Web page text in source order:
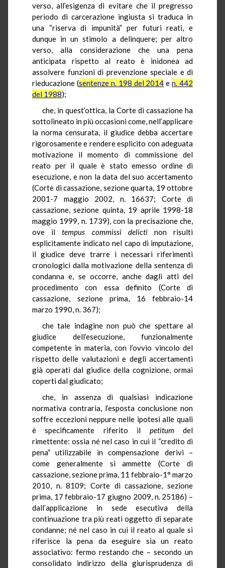
verso, all’esigenza di evitare che il pregresso
periodo di carcerazione ingiusta si traduca in
una “riserva di impunità” per futuri reati, e
dunque in un stimolo a delinquere; per altro
verso, alla considerazione che una pena
anticipata rispetto al reato è inidonea ad
assolvere funzioni di prevenzione speciale e di
rieducazione (sentenze n. 198 del 2014 en. 442
del 1988);
che, in quest’ottica, la Corte di cassazione ha
sottolineato in più occasioni come, nell’applicare
la norma censurata, il giudice debba accertare
rigorosamente e rendere esplicito con adeguata
motivazione il momento di commissione del
reato per il quale è stato emesso ordine di
esecuzione, e non la data del suo accertamento
(Corte di cassazione, sezione quarta, 19 ottobre
2001-7 maggio 2002, n. 16637; Corte di
cassazione, sezione quinta, 19 aprile 1998-18
maggio 1999, n. 1739), con la precisazione che,
ove iltempus commissi delicti non risulti
esplicitamente indicato nel capo di imputazione,
il giudice deve trarre i necessari riferimenti
cronologici dalla motivazione della sentenza di
condanna e, se occorre, anche dagli atti del
procedimento con essa definito (Corte di
cassazione, sezione prima, 16 febbraio-14
marzo 1990, n. 367);
che tale indagine non può che spettare al
giudice dell’esecuzione, funzionalmente
competente in materia, con l’ovvio vincolo del
rispetto delle valutazioni e degli accertamenti
già operati dal giudice della cognizione, ormai
coperti dal giudicato;
che, in assenza di qualsiasi indicazione
normativa contraria, l’esposta conclusione non
soffre eccezioni neppure nelle ipotesi alle quali
è specificamente riferito il petitum
del
rimettente: ossia né nel caso in cui il “credito di
pena” utilizzabile in compensazione derivi –
come generalmente si ammette (Corte di
cassazione, sezione prima, 11 febbraio-1° marzo
2010, n. 8109; Corte di cassazione, sezione
prima, 17 febbraio-17 giugno 2009, n. 25186) –
dall’applicazione in sede esecutiva della
continuazione tra più reati oggetto di separate
condanne; né nel caso in cui il reato al quale si
riferisce la pena da eseguire sia un reato
associativo: fermo restando che – secondo un
consolidato indirizzo della giurisprudenza di